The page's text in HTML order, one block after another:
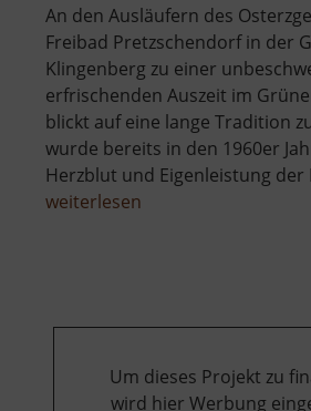
An den Ausläufern des
Freibad Pretzschendorf in der
Klingenberg zu einer
erfrischenden Auszeit im
blickt auf eine lange Tradition
wurde bereits in den 1960er
Herzblut und Eigenleistung der
weiterlesen
Um dieses Projekt zu
wird hier Werbung